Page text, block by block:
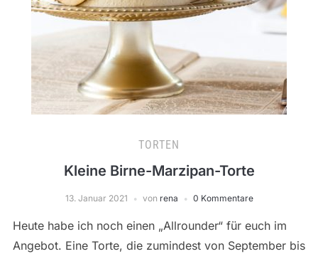
TORTEN
Kleine Birne-Marzipan-Torte
13. Januar 2021 von rena 0 Kommentare
Heute habe ich noch einen „Allrounder“ für euch im
Angebot. Eine Torte, die zumindest von September bis